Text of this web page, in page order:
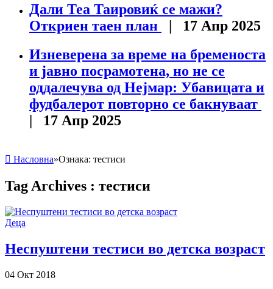
Дали Теа Таировиќ се мажи?
Откриен таен план
| 17 Апр 2025
Изневерена за време на бременоста
и јавно посрамотена, но не се
оддалечува од Нејмар: Убавицата и
фудбалерот повторно се бакнуваат
| 17 Апр 2025
Насловна»Ознака: тестиси
Tag Archives : тестиси
Деца
Неспуштени тестиси во детска возраст
04 Окт 2018